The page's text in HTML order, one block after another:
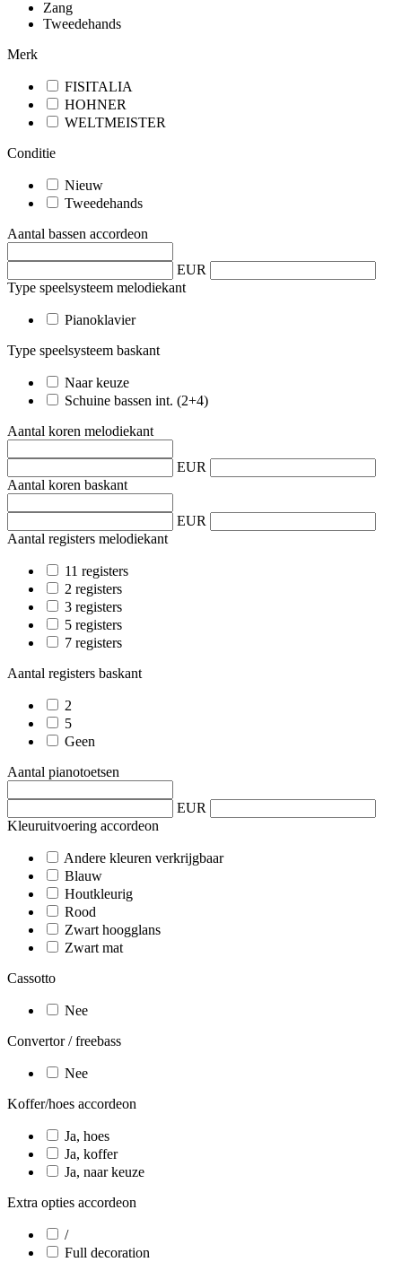
Zang
Tweedehands
Merk
FISITALIA
HOHNER
WELTMEISTER
Conditie
Nieuw
Tweedehands
Aantal bassen accordeon
EUR
Type speelsysteem melodiekant
Pianoklavier
Type speelsysteem baskant
Naar keuze
Schuine bassen int. (2+4)
Aantal koren melodiekant
EUR
Aantal koren baskant
EUR
Aantal registers melodiekant
11 registers
2 registers
3 registers
5 registers
7 registers
Aantal registers baskant
2
5
Geen
Aantal pianotoetsen
EUR
Kleuruitvoering accordeon
Andere kleuren verkrijgbaar
Blauw
Houtkleurig
Rood
Zwart hoogglans
Zwart mat
Cassotto
Nee
Convertor / freebass
Nee
Koffer/hoes accordeon
Ja, hoes
Ja, koffer
Ja, naar keuze
Extra opties accordeon
/
Full decoration